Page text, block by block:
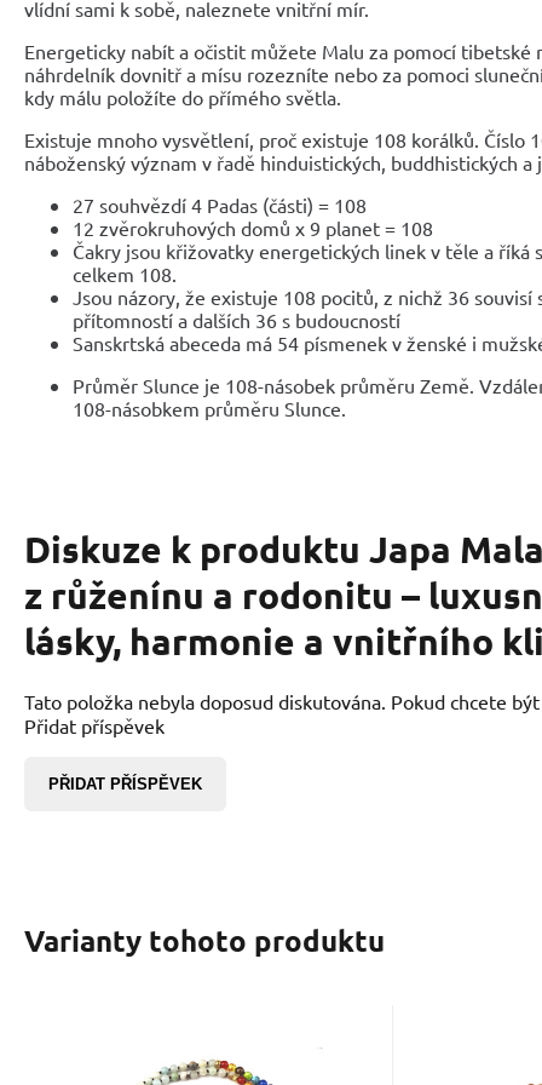
vlídní sami k sobě, naleznete vnitřní mír.
Energeticky nabít a očistit můžete Malu za pomocí tibetské
náhrdelník dovnitř a mísu rozezníte nebo za pomoci
kdy málu položíte do přímého světla.
Existuje mnoho vysvětlení, proč existuje 108 korálků. Číslo
náboženský význam v řadě hinduistických, buddhistických a
27 souhvězdí 4 Padas (části) = 108
12 zvěrokruhových domů x 9 planet = 108
Čakry jsou křižovatky energetických linek v těle a říká
celkem 108.
Jsou názory, že existuje 108 pocitů, z nichž 36 souvisí
přítomností a dalších 36 s budoucností
Sanskrtská abeceda má 54 písmenek v ženské i
Průměr Slunce je 108-násobek průměru Země.
108-násobkem průměru Slunce.
Diskuze k produktu Japa
z růženínu a rodonitu –
lásky, harmonie a vnitřního
Tato položka nebyla doposud diskutována. Pokud chcete
Přidat příspěvek
PŘIDAT PŘÍSPĚVEK
Varianty tohoto produktu
Kód:2206112
EAN:2000000877075
Skladem